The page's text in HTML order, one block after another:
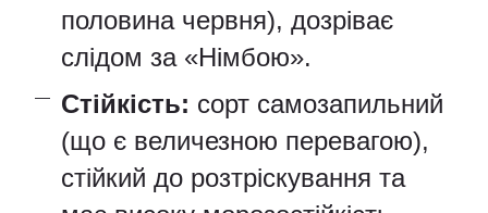
половина червня), дозріває
слідом за «Німбою».
Стійкість: сорт самозапильний
(що є величезною перевагою),
стійкий до розтріскування та